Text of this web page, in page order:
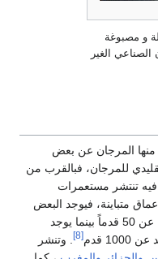
و مصبوغة
الغير
منها المرجان عن بعض
للمرجان، فبالقرب من
تنتشر مستعمرات
متباينة، فيوجد البعض
منها في المياه الضحلة التي لا يزيد عمقها عن 50 قدماً بينما يوجد
قدم
[8]
. وتنشر